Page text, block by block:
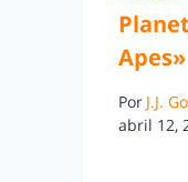
Apes»
Por J.J.
abril 12,